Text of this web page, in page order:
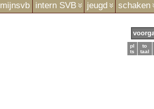
mijnsvb intern SVB jeugd schaken
pl
ts
to
taal